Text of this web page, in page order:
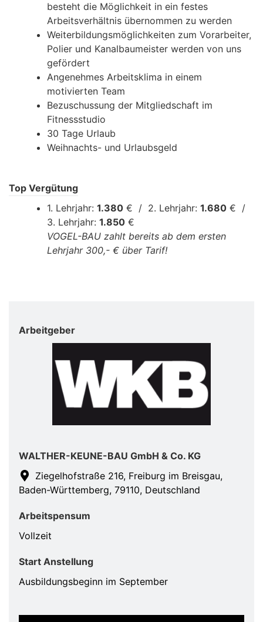
besteht die Möglichkeit in ein festes
Arbeitsverhältnis übernommen zu werden
Weiterbildungsmöglichkeiten zum Vorarbeiter,
Polier und Kanalbaumeister werden von uns
gefördert
Angenehmes Arbeitsklima in einem
motivierten Team
Bezuschussung der Mitgliedschaft im
Fitnessstudio
30 Tage Urlaub
Weihnachts- und Urlaubsgeld
Top Vergütung
1. Lehrjahr: 1.380 € / 2. Lehrjahr: 1.680 € /
3. Lehrjahr: 1.850 €
VOGEL-BAU zahlt bereits ab dem ersten
Lehrjahr 300,- € über Tarif!
Arbeitgeber
WALTHER-KEUNE-BAU GmbH & Co. KG
Ziegelhofstraße 216, Freiburg im Breisgau,
Baden-Württemberg, 79110, Deutschland
Arbeitspensum
Vollzeit
Start Anstellung
Ausbildungsbeginn im September